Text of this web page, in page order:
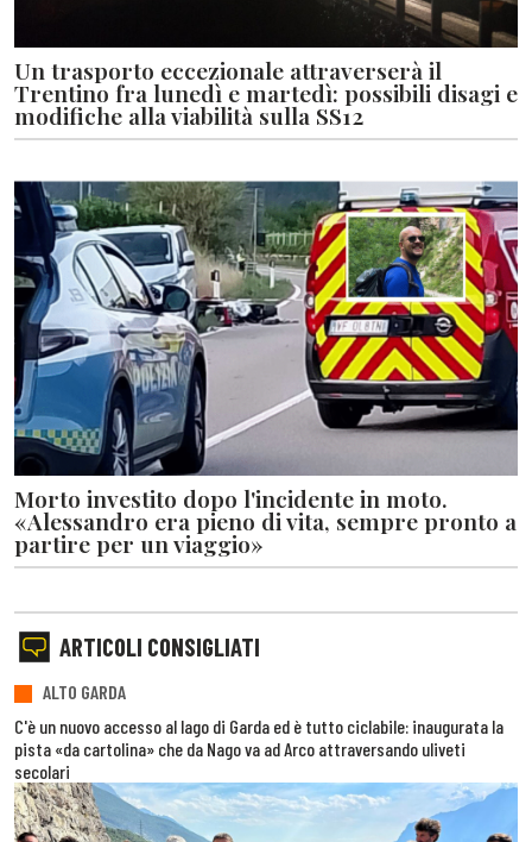
Un trasporto eccezionale attraverserà il
Trentino fra lunedì e martedì: possibili disagi e
modifiche alla viabilità sulla SS12
Morto investito dopo l'incidente in moto.
«Alessandro era pieno di vita, sempre pronto a
partire per un viaggio»
ARTICOLI CONSIGLIATI
ALTO GARDA
C'è un nuovo accesso al lago di Garda ed è tutto ciclabile: inaugurata la
pista «da cartolina» che da Nago va ad Arco attraversando uliveti
secolari